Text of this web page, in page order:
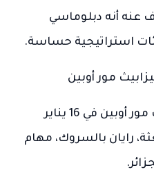
عنه أنه دبلوماسي
استراتيجية حساسة.
مور أوبين
منذ مغادرة السفيرة إليزابيث مور أوبين في 16 يناير
رايان بالسروك، مهام